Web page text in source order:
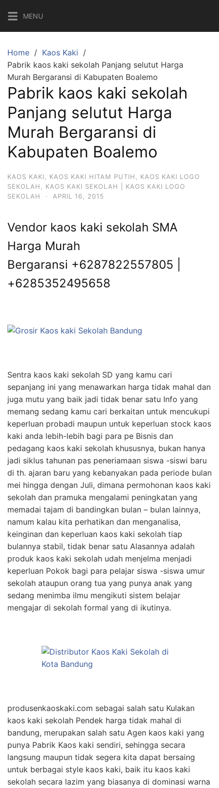
content
MENU
Home
Kaos Kaki
Pabrik kaos kaki sekolah Panjang selutut Harga
Murah Bergaransi di Kabupaten Boalemo
Pabrik kaos kaki sekolah
Panjang selutut Harga
Murah Bergaransi di
Kabupaten Boalemo
KAOS KAKI KAOS KAKI HITAM PUTIH
KAOS KAKI LOGO
SEKOLAH
KAOS KAKI SEKOLAH | KAOS KAKI LOGO
SEKOLAH
· APRIL 16, 2015
Vendor kaos kaki sekolah SMA
Harga Murah
Bergaransi +6287822557805 |
+6285352495658
Sentra kaos kaki sekolah SD yang kamu cari
sepanjang ini yang menawarkan harga tidak mahal dan
juga mutu yang baik jadi tidak benar satu Info yang
memang sedang kamu cari berkaitan untuk mencukupi
keperluan probadi maupun untuk keperluan stock kaos
kaki anda lebih-lebih bagi para pe Bisnis dan
pedagang kaos kaki sekolah khususnya, bukan hanya
jadi siklus tahunan pas peneriamaan siswa -siswi baru
di th. ajaran baru yang kebanyakan pada periode bulan
mei hingga dengan Juli, dimana permohonan kaos kaki
sekolah dan pramuka mengalami peningkatan yang
memadai tajam di bandingkan bulan – bulan lainnya,
namum kalau kita perhatikan dan menganalisa,
keinginan dan keperluan kaos kaki sekolah tiap
bulannya stabil, tidak benar satu Alasannya adalah
produk kaos kaki sekolah udah menjelma menjadi
keperluan Pokok bagi para pelajar siswa -siswa umur
sekolah ataupun orang tua yang punya anak yang
sedang menimba ilmu mengikuti sistem belajar
mengajar di sekolah formal yang di ikutinya.
produsenkaoskaki.com sebagai salah satu Kulakan
kaos kaki sekolah Pendek harga tidak mahal di
bandung, merupakan salah satu Agen kaos kaki yang
punya Pabrik Kaos kaki sendiri, sehingga secara
langsung maupun tidak segera kita dapat bersaing
untuk berbagai style kaos kaki, baik itu kaos kaki
sekolah secara lazim yang biasanya di dominasi warna